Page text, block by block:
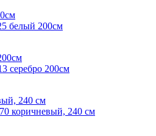
белый 200см
серебро 200см
коричневый, 240 см